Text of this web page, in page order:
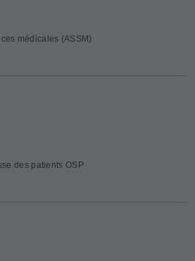
médicales (ASSM)
des patients OSP